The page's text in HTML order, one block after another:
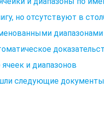
но отсутствуют в
диапазонами
и диапазонов
следующие